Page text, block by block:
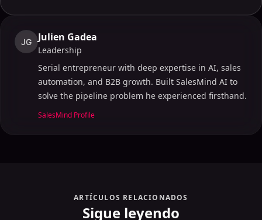
los negocios?
Comprensión de AI en los negocios
Aplicaciones de AI
2. Ventajas de AI: Cómo AI mejora la eficiencia
empresarial
AI mejora la automatización
Mejorado Toma de decisiones
4. AI en Marketing: aprovechar AI para una mejor
participación del cliente
JG Julien Gadea
Leadership
Serial entrepreneur with deep expertise in AI, sales
automation, and B2B growth. Built SalesMind AI to
solve the pipeline problem he experienced firsthand.
SalesMind Profile
ARTÍCULOS RELACIONADOS
Sigue leyendo